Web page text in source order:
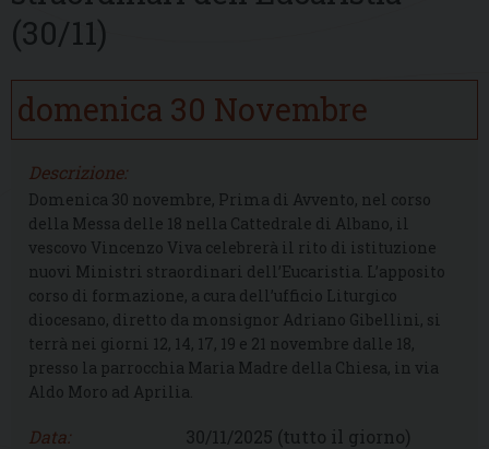
(30/11)
domenica 30 Novembre
Descrizione:
Domenica 30 novembre, Prima di Avvento, nel corso
della Messa delle 18 nella Cattedrale di Albano, il
vescovo Vincenzo Viva celebrerà il rito di istituzione
nuovi Ministri straordinari dell’Eucaristia. L’apposito
corso di formazione, a cura dell’ufficio Liturgico
diocesano, diretto da monsignor Adriano Gibellini, si
terrà nei giorni 12, 14, 17, 19 e 21 novembre dalle 18,
presso la parrocchia Maria Madre della Chiesa, in via
Aldo Moro ad Aprilia.
Data: 30/11/2025 (tutto il giorno)